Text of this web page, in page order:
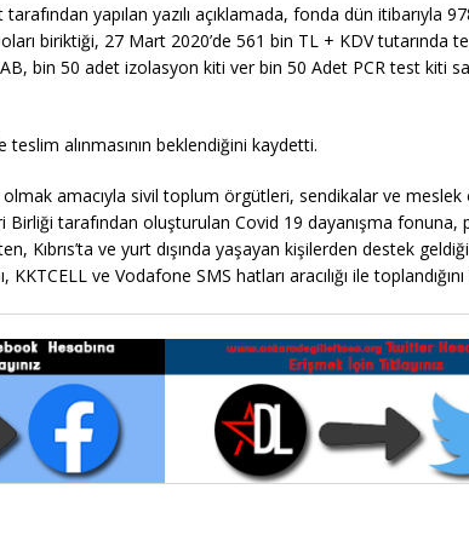
yapılan yazılı açıklamada, fonda dün itibarıyla
biriktiği, 27 Mart 2020’de 561 bin TL + KDV tutarında
bin 50 adet izolasyon kiti ver bin 50 Adet PCR test kiti
alınmasının beklendiğini kaydetti.
amacıyla sivil toplum örgütleri, sendikalar ve meslek
Birliği tarafından oluşturulan Covid 19 dayanışma fonuna,
Kıbrıs’ta ve yurt dışında yaşayan kişilerden destek
KKTCELL ve Vodafone SMS hatları aracılığı ile